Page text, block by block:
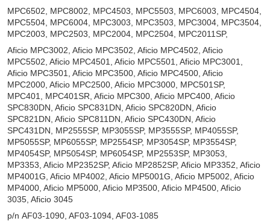
MPC6502, MPC8002, MPC4503, MPC5503, MPC6003, MPC4504,
MPC5504, MPC6004, MPC3003, MPC3503, MPC3004, MPC3504,
MPC2003, MPC2503, MPC2004, MPC2504, MPC2011SP,
Aficio MPC3002, Aficio MPC3502, Aficio MPC4502, Aficio
MPC5502, Aficio MPC4501, Aficio MPC5501, Aficio MPC3001,
Aficio MPC3501, Aficio MPC3500, Aficio MPC4500, Aficio
MPC2000, Aficio MPC2500, Aficio MPC3000, MPC501SP,
MPC401, MPC401SR, Aficio MPC300, Aficio MPC400, Aficio
SPC830DN, Aficio SPC831DN, Aficio SPC820DN, Aficio
SPC821DN, Aficio SPC811DN, Aficio SPC430DN, Aficio
SPC431DN, MP2555SP, MP3055SP, MP3555SP, MP4055SP,
MP5055SP, MP6055SP, MP2554SP, MP3054SP, MP3554SP,
MP4054SP, MP5054SP, MP6054SP, MP2553SP, MP3053,
MP3353, Aficio MP2352SP, Aficio MP2852SP, Aficio MP3352, Aficio
MP4001G, Aficio MP4002, Aficio MP5001G, Aficio MP5002, Aficio
MP4000, Aficio MP5000, Aficio MP3500, Aficio MP4500, Aficio
3035, Aficio 3045
p/n AF03-1090, AF03-1094, AF03-1085